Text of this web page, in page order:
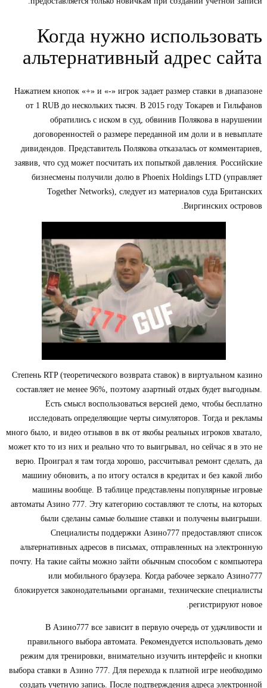
Когда нужно использовать
альтернативный адрес сайта
Нажатием кнопок «+» и «-» игрок задает размер ставки в диапазоне
от 1 RUB до нескольких тысяч. В 2015 году Токарев и Гильфанов
обратились с иском в суд, обвинив Полякова в нарушении
договоренностей о размере переданной им доли и в невыплате
дивидендов. Представитель Полякова отказалась от комментариев,
заявив, что суд может посчитать их попыткой давления. Российские
бизнесмены получили долю в Phoenix Holdings LTD (управляет
Together Networks), следует из материалов суда Британских
Виргинских островов.
Степень RTP (теоретического возврата ставок) в виртуальном казино
составляет не менее 96%, поэтому азартный отдых будет выгодным.
Есть смысл воспользоваться версией демо, чтобы бесплатно
исследовать определяющие черты симуляторов. Тогда и рекламы
много было, и видео отзывов в вк от якобы реальных игроков хватало,
может кто то из них и реально что то выигрывал, но сейчас я в это не
верю. Проиграл я там тогда хорошо, рассчитывал ремонт сделать, да
машину обновить, а по итогу остался в кредитах и без какой либо
машины вообще. В таблице представлены популярные игровые
автоматы Азино 777. Эту категорию составляют те слоты, на которых
были сделаны самые большие ставки и получены выигрыши.
Специалисты поддержки Азино777 предоставляют список
альтернативных адресов в письмах, отправленных на электронную
почту. На такие сайты можно зайти обычным способом с компьютера
или мобильного браузера. Когда рабочее зеркало Азино777
блокируется законодательными органами, технические специалисты
регистрируют новое.
В Азино777 все зависит в первую очередь от удачливости и
правильного выбора автомата. Рекомендуется использовать демо
режим для тренировки, внимательно изучить интерфейс и кнопки
выбора ставки в Азино 777. Для перехода к платной игре необходимо
создать учетную запись. После подтверждения адреса электронной